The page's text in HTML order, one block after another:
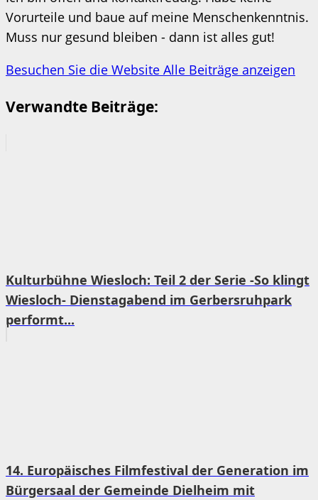
Vorurteile und baue auf meine Menschenkenntnis.
Muss nur gesund bleiben - dann ist alles gut!
Besuchen Sie die Website Alle Beiträge anzeigen
Verwandte Beiträge:
Kulturbühne Wiesloch: Teil 2 der Serie -So klingt
Wiesloch- Dienstagabend im Gerbersruhpark
performt...
14. Europäisches Filmfestival der Generation im
Bürgersaal der Gemeinde Dielheim mit